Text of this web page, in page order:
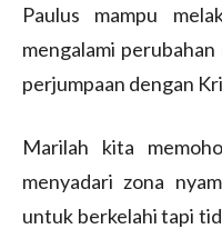
Paulus mampu
mengalami
perjumpaan dengan
Marilah kita
menyadari zona
untuk berkelahi tapi